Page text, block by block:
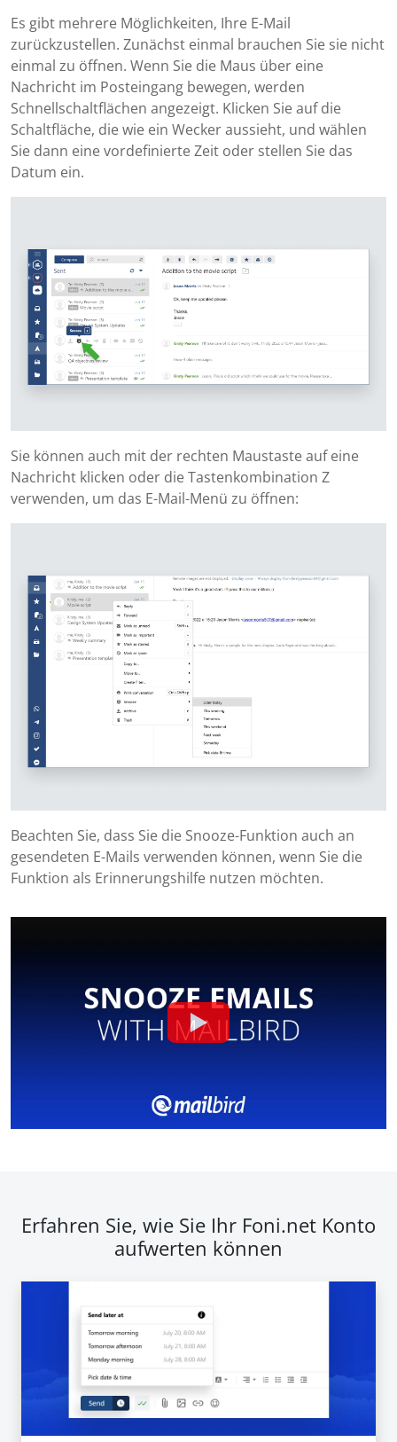
Es gibt mehrere Möglichkeiten, Ihre E-Mail
zurückzustellen. Zunächst einmal brauchen Sie sie nicht
einmal zu öffnen. Wenn Sie die Maus über eine
Nachricht im Posteingang bewegen, werden
Schnellschaltflächen angezeigt. Klicken Sie auf die
Schaltfläche, die wie ein Wecker aussieht, und wählen
Sie dann eine vordefinierte Zeit oder stellen Sie das
Datum ein.
Sie können auch mit der rechten Maustaste auf eine
Nachricht klicken oder die Tastenkombination Z
verwenden, um das E-Mail-Menü zu öffnen:
Beachten Sie, dass Sie die Snooze-Funktion auch an
gesendeten E-Mails verwenden können, wenn Sie die
Funktion als Erinnerungshilfe nutzen möchten.
Erfahren Sie, wie Sie Ihr Foni.net Konto
aufwerten können